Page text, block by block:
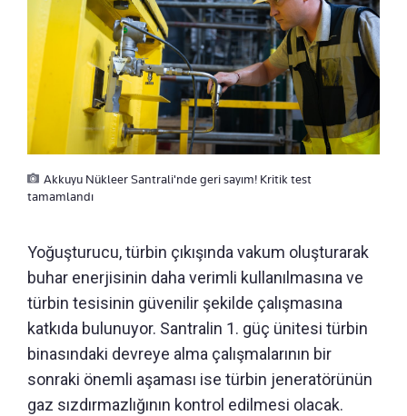
Akkuyu Nükleer Santrali'nde geri sayım! Kritik test
tamamlandı
Yoğuşturucu, türbin çıkışında vakum oluşturarak
buhar enerjisinin daha verimli kullanılmasına ve
türbin tesisinin güvenilir şekilde çalışmasına
katkıda bulunuyor. Santralin 1. güç ünitesi türbin
binasındaki devreye alma çalışmalarının bir
sonraki önemli aşaması ise türbin jeneratörünün
gaz sızdırmazlığının kontrol edilmesi olacak.